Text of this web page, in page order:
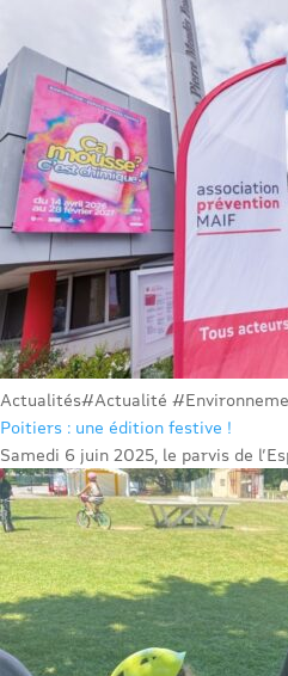
Actualités#Actualité
Poitiers : une édition festive !
Samedi 6 juin 2025, le parvis de